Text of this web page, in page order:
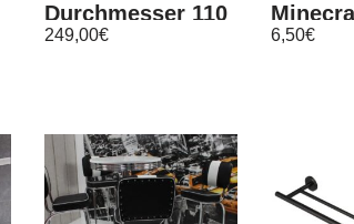
Durchmesser 110
cm Sessel mit
249,00€
Cripper
6,50€